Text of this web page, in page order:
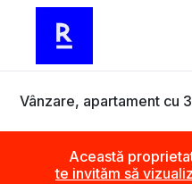
Vânzare, apartament cu
Această
te invităm să